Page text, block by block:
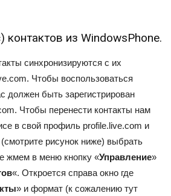
контактов из WindowsPhone.
синхронизируются с их
. Чтобы воспользоваться
должен быть зарегистрирован
. Чтобы перенести контакты нам
в свой профиль profile.live.com и
рисунок ниже) выбрать
жмем в меню кнопку «Управление»
«. Откроется справа окно где
» и формат (к сожалению тут